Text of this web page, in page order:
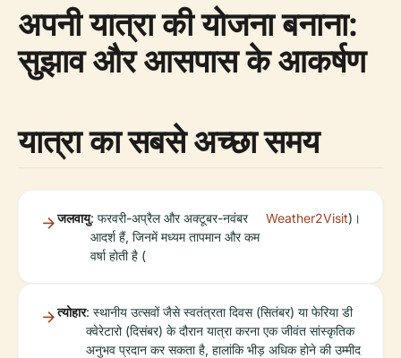
अपनी यात्रा की योजना बनाना:
सुझाव और आसपास के आकर्षण
यात्रा का सबसे अच्छा समय
जलवायु: फरवरी-अप्रैल और अक्टूबर-नवंबर
आदर्श हैं, जिनमें मध्यम तापमान और कम
वर्षा होती है (
Weather2Visit)।
त्योहार: स्थानीय उत्सवों जैसे स्वतंत्रता दिवस (सितंबर) या फेरिया डी
क्वेरेटारो (दिसंबर) के दौरान यात्रा करना एक जीवंत सांस्कृतिक
अनुभव प्रदान कर सकता है, हालांकि भीड़ अधिक होने की उम्मीद